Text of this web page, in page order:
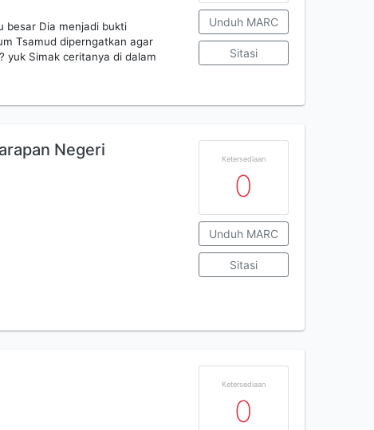
besar Dia menjadi bukti
Tsamud diperngatkan agar
yuk Simak ceritanya di dalam
Unduh MARC
Sitasi
Negeri Ketersediaan
0
Unduh MARC
Sitasi
Ketersediaan
0